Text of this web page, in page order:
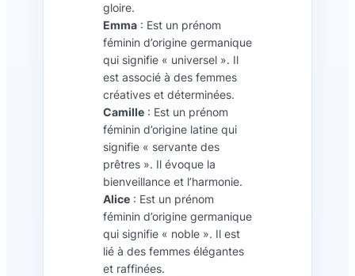
gloire.
Emma: Est un prénom
féminin d’origine germanique
qui signifie « universel ». Il
est associé à des femmes
créatives et déterminées.
Camille: Est un prénom
féminin d’origine latine qui
signifie « servante des
prêtres ». Il évoque la
bienveillance et l’harmonie.
Alice: Est un prénom
féminin d’origine germanique
qui signifie « noble ». Il est
lié à des femmes élégantes
et raffinées.